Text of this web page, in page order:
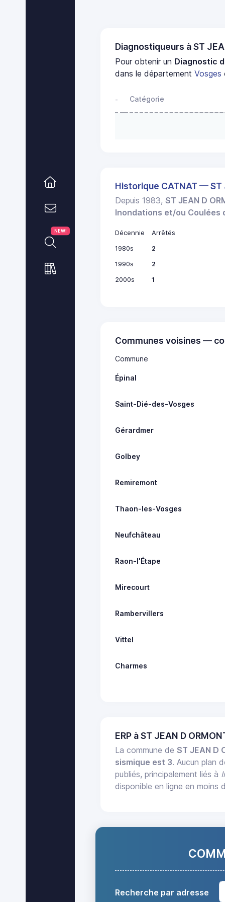
NEW!
Diagnostiqueurs à ST
Pour obtenir un Diagnostic
dans le départementVosges
- Catégorie
Historique CATNAT — ST
Depuis 1983,ST JEAN D
Inondations et/ou Coulées
Décennie
Arrêtés
1980s
2
1990s
2
2000s
1
Communes voisines —
Commune
Épinal
Saint-Dié-des-Vosges
Gérardmer
Golbey
Remiremont
Thaon-les-Vosges
Neufchâteau
Raon-l'Étape
Mirecourt
Rambervillers
Vittel
Charmes
ERP à ST JEAN D
La commune deST JEAN D
sismique est 3. Aucun plan
publiés, principalement liés à
disponible en ligne en moins
Recherche par adresse